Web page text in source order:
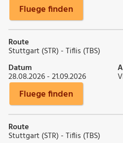
Fluege finden
Route
Stuttgart (STR) - Tiflis (TBS)
Datum
28.08.2026 - 21.09.2026
Fluege finden
Route
Stuttgart (STR) - Tiflis (TBS)